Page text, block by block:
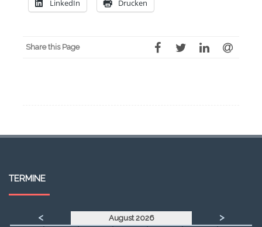
LinkedIn Drucken
Share this Page
TERMINE
< August 2026 >